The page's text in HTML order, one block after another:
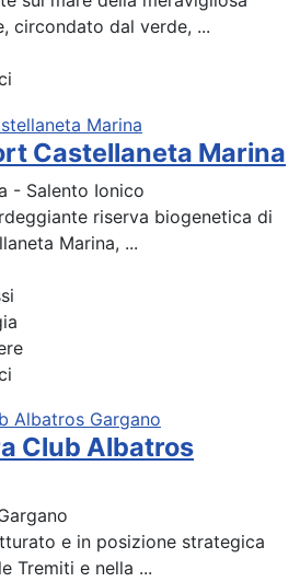
circondato dal verde, ...
Castellaneta Marina
- Salento Ionico
riserva biogenetica di
Marina, ...
Club Albatros
e in posizione strategica
Tremiti e nella ...